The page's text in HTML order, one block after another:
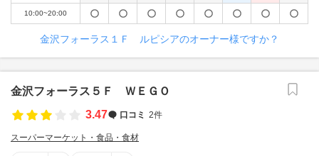
10:00~20:00
金沢フォーラス１Ｆ ルピシアのオーナー様ですか？
金沢フォーラス５Ｆ ＷＥＧＯ
3.47
口コミ 2件
スーパーマーケット・食品・食材